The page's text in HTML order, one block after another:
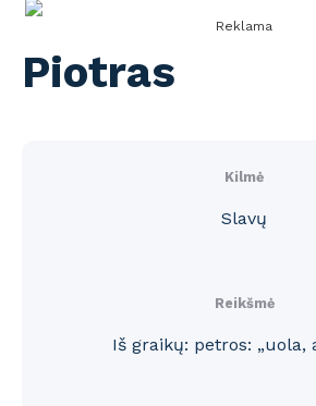
Reklama
Piotras
Kilmė
Slavų
Reikšmė
Iš graikų: petros: „uola,